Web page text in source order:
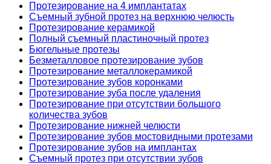
Протезирование на 4 имплантатах
Съемный зубной протез на верхнюю челюсть
Протезирование керамикой
Полный съемный пластиночный протез
Бюгельные протезы
Безметалловое протезирование зубов
Протезирование металлокерамикой
Протезирование зубов коронками
Протезирование зуба после удаления
Протезирование при отсутствии большого
количества зубов
Протезирование нижней челюсти
Протезирование зубов мостовидными протезами
Протезирование зубов на имплантах
Съемный протез при отсутствии зубов